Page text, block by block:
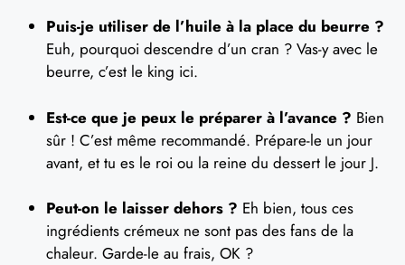
Puis-je utiliser de l’huile à la place du beurre ?
Euh, pourquoi descendre d’un cran ? Vas-y avec le
beurre, c’est le king ici.
Est-ce que je peux le préparer à l’avance ? Bien
sûr ! C’est même recommandé. Prépare-le un jour
avant, et tu es le roi ou la reine du dessert le jour J.
Peut-on le laisser dehors ? Eh bien, tous ces
ingrédients crémeux ne sont pas des fans de la
chaleur. Garde-le au frais, OK ?